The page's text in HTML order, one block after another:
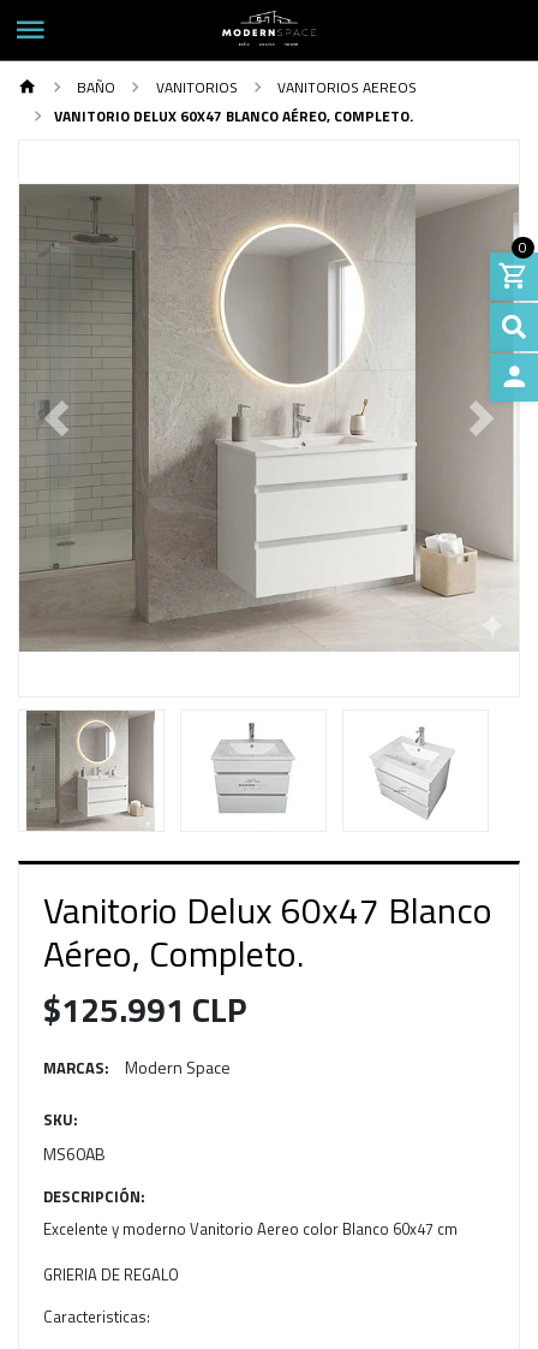
0
BAÑO VANITORIOS
VANITORIOS AEREOS
VANITORIO DELUX 60X47 BLANCO AÉREO, COMPLETO.
Previous Next
Vanitorio Delux 60x47 Blanco
Aéreo, Completo.
$125.991 CLP
MARCAS: Modern Space
SKU:
MS60AB
DESCRIPCIÓN:
Excelente y moderno Vanitorio Aereo color Blanco 60x47 cm
GRIERIA DE REGALO
Caracteristicas: